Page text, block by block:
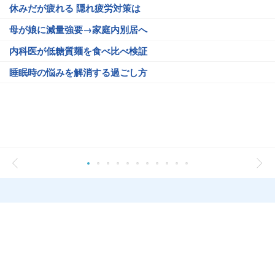
休みだが疲れる 隠れ疲労対策は
母が娘に減量強要→家庭内別居へ
内科医が低糖質麺を食べ比べ検証
睡眠時の悩みを解消する過ごし方